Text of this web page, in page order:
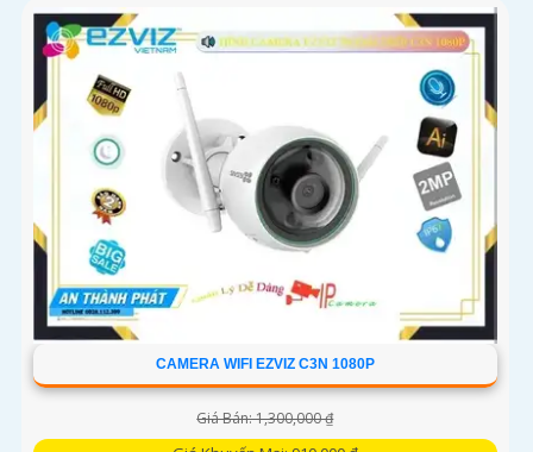
CAMERA WIFI EZVIZ C3N 1080P
Giá Bán: 1,300,000 ₫